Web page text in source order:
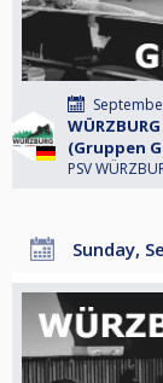
(Gruppen
PSV
Sunday,